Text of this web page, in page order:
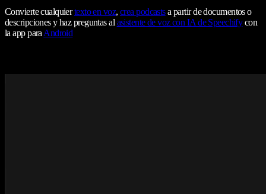
Convierte cualquiertexto en voz, crea podcastsa partir de documentos o
descripciones y haz preguntas alasistente de voz con IA de Speechifycon
la app paraAndroid